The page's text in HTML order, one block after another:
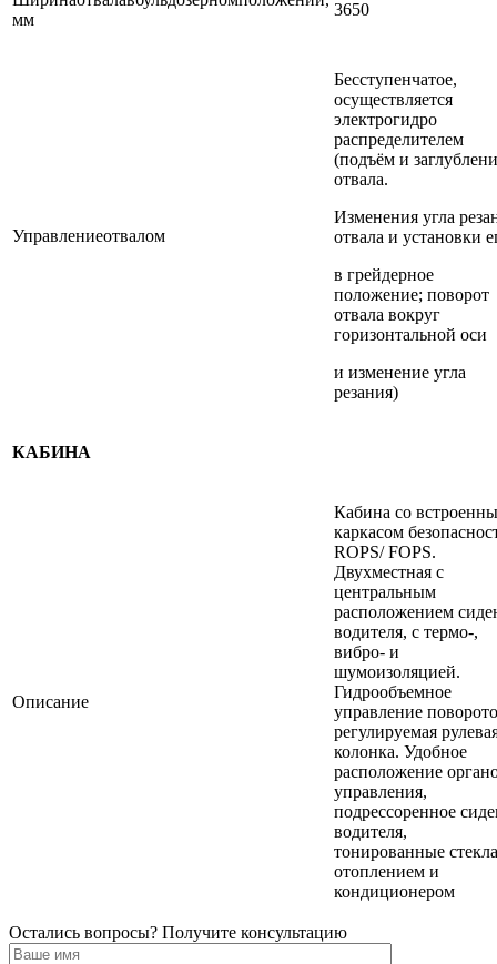
мм
3650
Управлениеотвалом
Бесступенчатое,
осуществляется
электрогидро
распределителем
(подъём и
отвала.
Изменения угла
отвала и установки
в грейдерное
положение; поворот
отвала вокруг
горизонтальной оси
и изменение угла
резания)
КАБИНА
Описание
Кабина со
каркасом
ROPS/ FOPS.
Двухместная с
центральным
расположением
водителя, с термо-,
вибро- и
шумоизоляцией.
Гидрообъемное
управление
регулируемая
колонка. Удобное
расположение
управления,
подрессоренное
водителя,
тонированные
отоплением и
кондиционером
Остались вопросы? Получите консультацию